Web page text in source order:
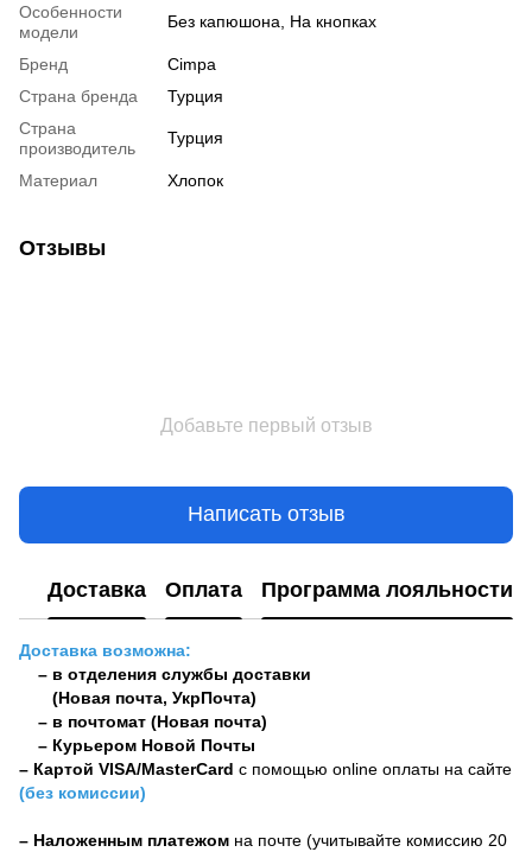
Особенности
модели
Без капюшона, На кнопках
Бренд
Cimpa
Страна бренда
Турция
Страна
производитель
Турция
Материал Хлопок
Отзывы
Добавьте первый отзыв
Написать отзыв
Доставка Оплата Программа лояльности
Доставка возможна:
– в отделения службы доставки
(Новая почта, УкрПочта)
– в почтомат (Новая почта)
– Курьером Новой Почты
– Картой VISA/MasterCard с помощью online оплаты на сайте
(без комиссии)
– Наложенным платежом на почте (учитывайте комиссию 20